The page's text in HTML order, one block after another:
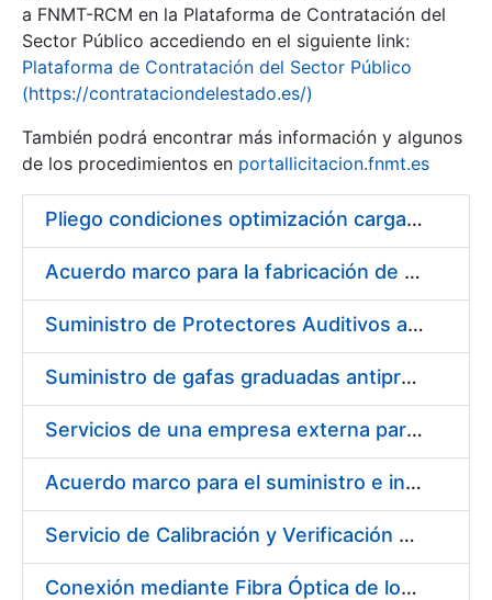
a FNMT-RCM en la Plataforma de Contratación del
Sector Público accediendo en el siguiente link:
Plataforma de Contratación del Sector Público
(https://contrataciondelestado.es/)
También podrá encontrar más información y algunos
de los procedimientos en portallicitacion.fnmt.es
Pliego condiciones optimización cargas compras firmado
Acuerdo marco para la fabricación de piezas
Suministro de Protectores Auditivos a medida para las personas trabajadoras de los Centros de Trabajo de Madrid y Burgos
Suministro de gafas graduadas antiproyecciones para los trabajadores de la FNMT-RCM en los centros de trabajo de Madrid y Burgos
Servicios de una empresa externa para el asesoramiento y resolución de los recursos de alzada que se presentan relacionados con procesos de selección para la FNMT-RCM
Acuerdo marco para el suministro e instalación de persianas, estores y otros complementos
Servicio de Calibración y Verificación Externa de los Equipos de Medición del Servicio de Prevención de la FNMT-RCM
Conexión mediante Fibra Óptica de los Centros de Proceso de Datos (CPDs) de las sedes de la FNMT-RCM de Burgos y Madrid